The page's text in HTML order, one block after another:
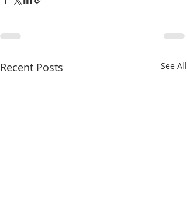
Recent Posts See All